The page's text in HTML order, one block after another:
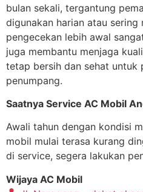
bulan sekali, tergantung
digunakan harian atau
pengecekan lebih awal
juga membantu menjaga
tetap bersih dan sehat untuk
penumpang.
Saatnya Service AC Mobil
Awali tahun dengan kondisi
mobil mulai terasa kurang
di service, segera lakukan
Wijaya AC Mobil